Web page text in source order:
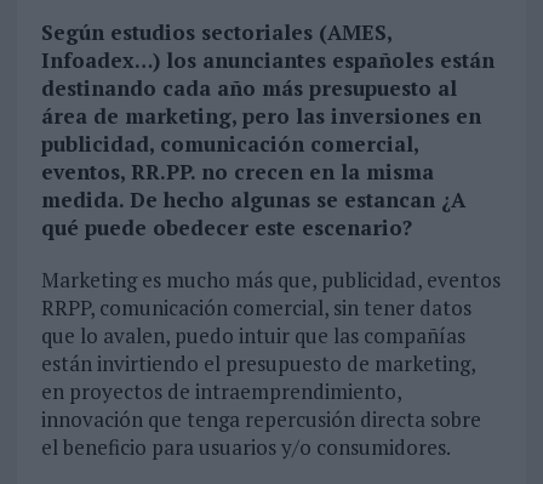
Según estudios sectoriales (AMES,
Infoadex…) los anunciantes españoles están
destinando cada año más presupuesto al
área de marketing, pero las inversiones en
publicidad, comunicación comercial,
eventos, RR.PP. no crecen en la misma
medida. De hecho algunas se estancan ¿A
qué puede obedecer este escenario?
Marketing es mucho más que, publicidad, eventos
RRPP, comunicación comercial, sin tener datos
que lo avalen, puedo intuir que las compañías
están invirtiendo el presupuesto de marketing,
en proyectos de intraemprendimiento,
innovación que tenga repercusión directa sobre
el beneficio para usuarios y/o consumidores.